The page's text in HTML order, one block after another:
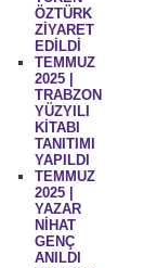
ÖZTÜRK
ZİYARET
EDİLDİ
TEMMUZ
2025 |
TRABZON
YÜZYILI
KİTABI
TANITIMI
YAPILDI
TEMMUZ
2025 |
YAZAR
NİHAT
GENÇ
ANILDI